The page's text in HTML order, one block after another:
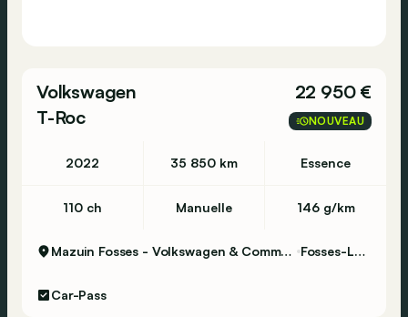
Volkswagen
T-Roc
22 950 €
NOUVEAU
2022 35 850 km Essence
110 ch Manuelle 146 g/km
Mazuin Fosses - Volkswagen & Commercial Vehicles Fosses-La-Ville
Car-Pass